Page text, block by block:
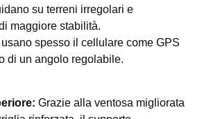
su terreni irregolari e
maggiore stabilità.
spesso il cellulare come GPS
di un angolo regolabile.
Grazie alla ventosa migliorata